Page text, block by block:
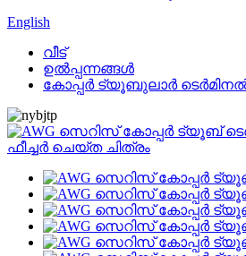
English
വീട്
ഉൽപ്പന്നങ്ങൾ
കോപ്പർ ട്യൂബുലാർ